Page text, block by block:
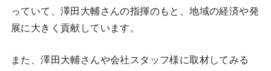
っていて、澤田大輔さんの指揮のもと、地域の経済や発
展に大きく貢献しています。
また、澤田大輔さんや会社スタッフ様に取材してみる